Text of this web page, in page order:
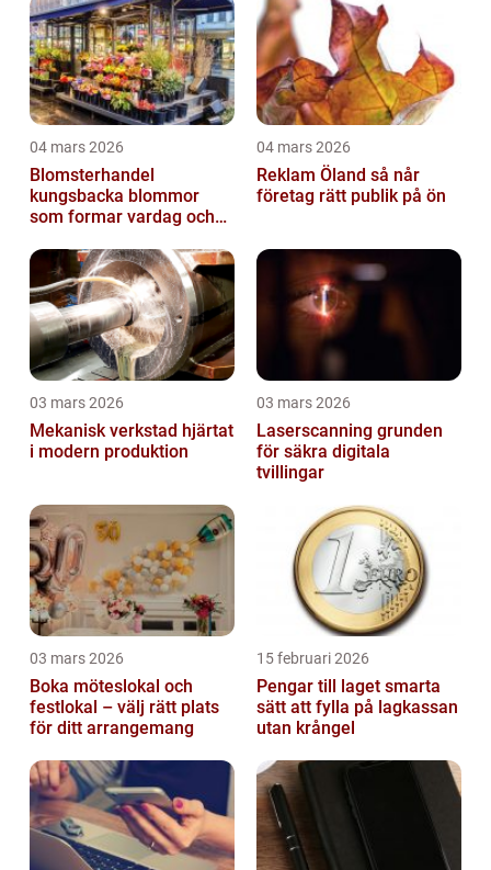
04 mars 2026
Blomsterhandel
kungsbacka blommor
som formar vardag och
04 mars 2026
Reklam Öland så når
företag rätt publik på ön
03 mars 2026
Mekanisk verkstad hjärtat
i modern produktion
03 mars 2026
Laserscanning grunden
för säkra digitala
tvillingar
03 mars 2026
Boka möteslokal och
festlokal – välj rätt plats
för ditt arrangemang
15 februari 2026
Pengar till laget smarta
sätt att fylla på lagkassan
utan krångel